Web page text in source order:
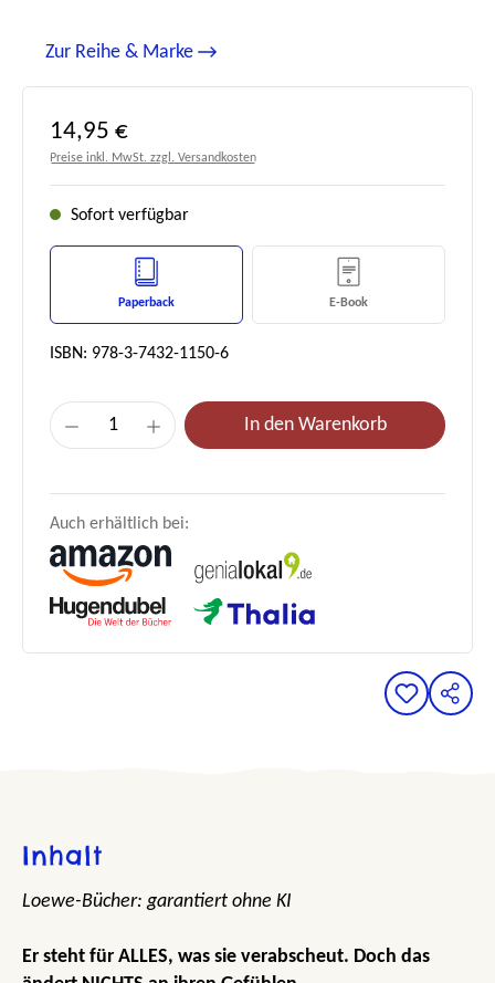
Zur Reihe & Marke
Regulärer Preis:
14,95 €
Preise inkl. MwSt. zzgl. Versandkosten
Sofort verfügbar
Paperback E-Book
ISBN: 978-3-7432-1150-6
Produkt Anzahl: Gib den gewünschten
In den Warenkorb
Auch erhältlich bei:
Inhalt
Loewe-Bücher: garantiert ohne KI
Er steht für ALLES, was sie verabscheut. Doch das